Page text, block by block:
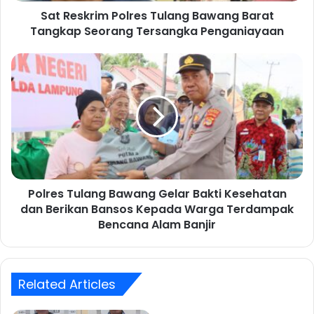
l
r
e
u
l
a
n
a
B
a
Sat Reskrim Polres Tulang Bawang Barat
Tangkap Seorang Tersangka Penganiayaan
P
o
l
s
T
u
l
a
n
g
Polres Tulang Bawang Gelar Bakti Kesehatan
dan Berikan Bansos Kepada Warga Terdampak
Bencana Alam Banjir
Related Articles